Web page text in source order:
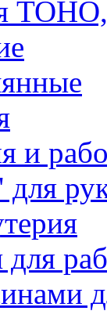
и